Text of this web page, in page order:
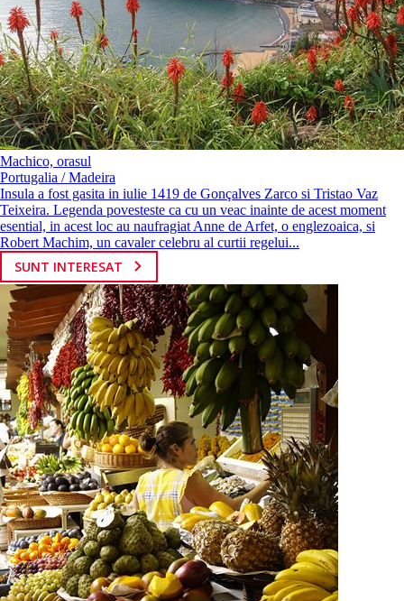
Machico, orasul
Portugalia / Madeira
Insula a fost gasita in iulie 1419 de Gonçalves Zarco si Tristao Vaz
Teixeira. Legenda povesteste ca cu un veac inainte de acest moment
esential, in acest loc au naufragiat Anne de Arfet, o englezoaica, si
Robert Machim, un cavaler celebru al curtii regelui...
SUNT INTERESAT